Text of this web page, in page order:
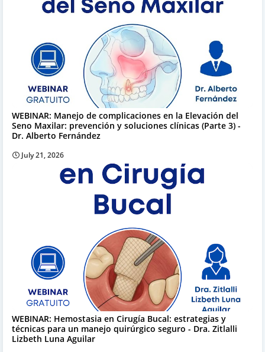
WEBINAR: Manejo de complicaciones en la Elevación del
Seno Maxilar: prevención y soluciones clínicas (Parte 3) -
Dr. Alberto Fernández
July 21, 2026
WEBINAR: Hemostasia en Cirugía Bucal: estrategias y
técnicas para un manejo quirúrgico seguro - Dra. Zitlalli
Lizbeth Luna Aguilar